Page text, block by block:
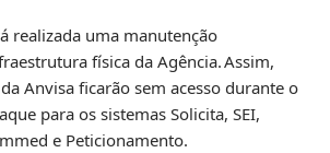
realizada uma manutenção
física da Agência. Assim,
Anvisa ficarão sem acesso durante o
para os sistemas Solicita, SEI,
e Peticionamento.